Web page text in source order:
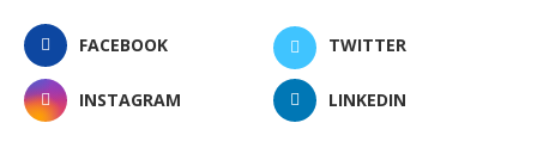
FACEBOOK TWITTER
INSTAGRAM LINKEDIN